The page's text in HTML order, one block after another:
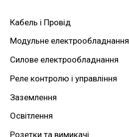
т
и
:
Кабель і Провід
Модульне електрообладнання
Силове електрообладнання
Реле контролю і управління
Заземлення
Освітлення
Розетки та вимикачі